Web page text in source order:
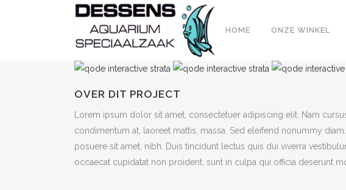
HOME ONZE WINKEL
OVER DIT PROJECT
Lorem ipsum dolor sit amet, consectetuer adipiscing elit. Nam
condimentum at, laoreet mattis, massa. Sed eleifend nonummy
posuere sit amet, nibh. Duis tincidunt lectus quis dui viverra
occaecat cupidatat non proident, sunt in culpa qui officia deserunt